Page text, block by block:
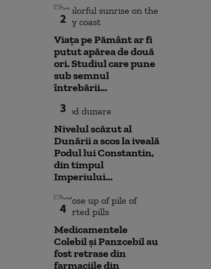
2
Viața pe Pământ ar fi
putut apărea de două
ori. Studiul care pune
sub semnul
întrebării...
3
Nivelul scăzut al
Dunării a scos la iveală
Podul lui Constantin,
din timpul
Imperiului...
4
Medicamentele
Colebil și Panzcebil au
fost retrase din
farmaciile din